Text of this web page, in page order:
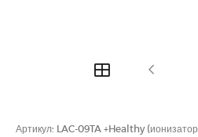
Артикул: LAC-09TA +Healthy (ионизатор